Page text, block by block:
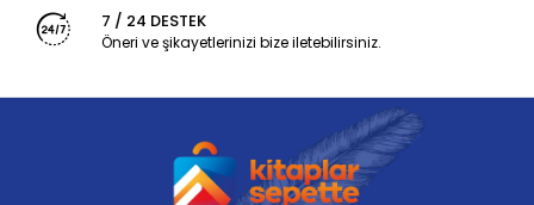
7 / 24 DESTEK
Öneri ve şikayetlerinizi bize iletebilirsiniz.